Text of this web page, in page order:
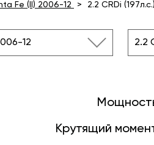
Fe (II) 2006-12 2.2 CRDi (197л.с.)
12 2.2
Крутящий